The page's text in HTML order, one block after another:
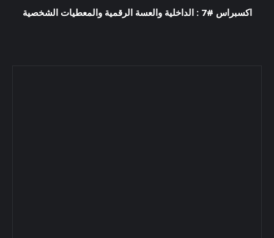
اكسبراس #7 : الداخلية والعسة الرقمية والمعطيات الشخصية